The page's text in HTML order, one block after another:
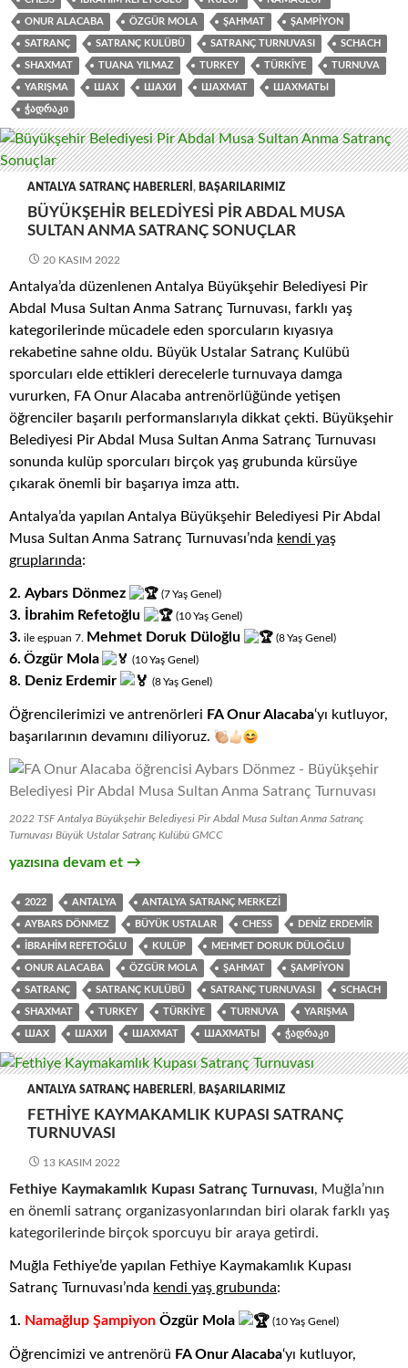
ONUR ALACABA ÖZGÜR MOLA ŞAHMAT ŞAMPIYON
SATRANÇ SATRANÇ KULÜBÜ SATRANÇ TURNUVASI SCHACH
SHAXMAT TUANA YILMAZ TURKEY TÜRKIYE TURNUVA
YARIŞMA ШАХ ШАХИ ШАХМАТ ШАХМАТЫ
ᲭᲐᲓᲠᲐᲙᲘ
ANTALYA SATRANÇ HABERLERI , BAŞARILARIMIZ
BÜYÜKŞEHIR BELEDIYESI PIR ABDAL MUSA
SULTAN ANMA SATRANÇ SONUÇLAR
20 KASIM 2022
Antalya’da düzenlenen Antalya Büyükşehir Belediyesi Pir
Abdal Musa Sultan Anma Satranç Turnuvası, farklı yaş
kategorilerinde mücadele eden sporcuların kıyasıya
rekabetine sahne oldu. Büyük Ustalar Satranç Kulübü
sporcuları elde ettikleri derecelerle turnuvaya damga
vururken, FA Onur Alacaba antrenörlüğünde yetişen
öğrenciler başarılı performanslarıyla dikkat çekti. Büyükşehir
Belediyesi Pir Abdal Musa Sultan Anma Satranç Turnuvası
sonunda kulüp sporcuları birçok yaş grubunda kürsüye
çıkarak önemli bir başarıya imza attı.
Antalya’da yapılan Antalya Büyükşehir Belediyesi Pir Abdal
Musa Sultan Anma Satranç Turnuvası’nda kendi yaş
gruplarında:
2. Aybars Dönmez (7Yaş Genel)
3. İbrahim Refetoğlu (10Yaş Genel)
3. ile eşpuan 7. Mehmet Doruk Düloğlu (8Yaş Genel)
6. Özgür Mola (10Yaş Genel)
8. Deniz Erdemir (8Yaş Genel)
Öğrencilerimizi ve antrenörleri FA Onur Alacaba‘yı kutluyor,
başarılarının devamını diliyoruz.
2022 TSF Antalya Büyükşehir Belediyesi Pir Abdal Musa Sultan Anma Satranç
Turnuvası Büyük Ustalar Satranç Kulübü GMCC
Büyükşehir Belediyesi Pir Abdal Musa Sultan Anma Satranç
yazısına devam et →
2022 ANTALYA ANTALYA SATRANÇ MERKEZI
AYBARS DÖNMEZ BÜYÜK USTALAR CHESS DENIZ ERDEMIR
İBRAHIM REFETOĞLU KULÜP MEHMET DORUK DÜLOĞLU
ONUR ALACABA ÖZGÜR MOLA ŞAHMAT ŞAMPIYON
SATRANÇ SATRANÇ KULÜBÜ SATRANÇ TURNUVASI SCHACH
SHAXMAT TURKEY TÜRKIYE TURNUVA YARIŞMA
ШАХ ШАХИ ШАХМАТ ШАХМАТЫ ᲭᲐᲓᲠᲐᲙᲘ
ANTALYA SATRANÇ HABERLERI , BAŞARILARIMIZ
FETHIYE KAYMAKAMLIK KUPASI SATRANÇ
TURNUVASI
13 KASIM 2022
Fethiye Kaymakamlık Kupası Satranç Turnuvası, Muğla’nın
en önemli satranç organizasyonlarından biri olarak farklı yaş
kategorilerinde birçok sporcuyu bir araya getirdi.
Muğla Fethiye’de yapılan Fethiye Kaymakamlık Kupası
Satranç Turnuvası’nda kendi yaş grubunda:
1. Namağlup Şampiyon Özgür Mola (10Yaş Genel)
Öğrencimizi ve antrenörü FA Onur Alacaba‘yı kutluyor,